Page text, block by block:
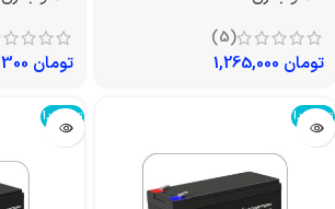
(5)
تومان
تومان
تمام شد! تمام شد!